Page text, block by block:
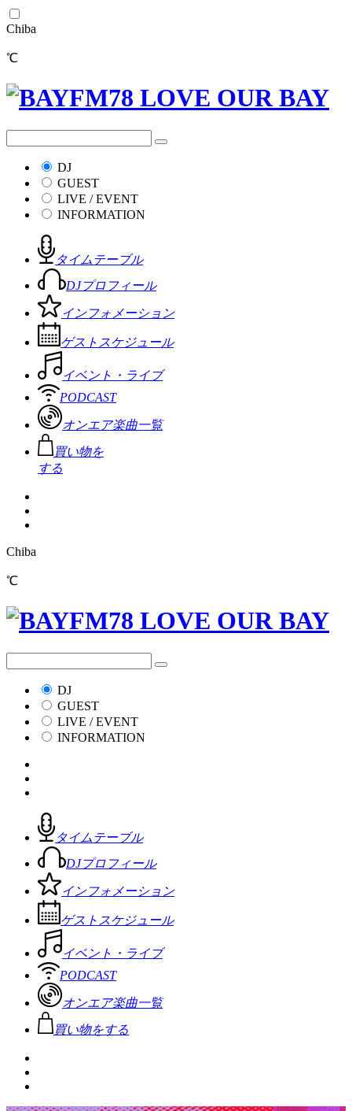
Chiba
℃
DJ
GUEST
LIVE / EVENT
INFORMATION
タイムテーブル
DJプロフィール
インフォメーション
ゲストスケジュール
イベント・ライブ
PODCAST
オンエア楽曲一覧
買い物を
する
Chiba
℃
DJ
GUEST
LIVE / EVENT
INFORMATION
タイムテーブル
DJプロフィール
インフォメーション
ゲストスケジュール
イベント・ライブ
PODCAST
オンエア楽曲一覧
買い物をする